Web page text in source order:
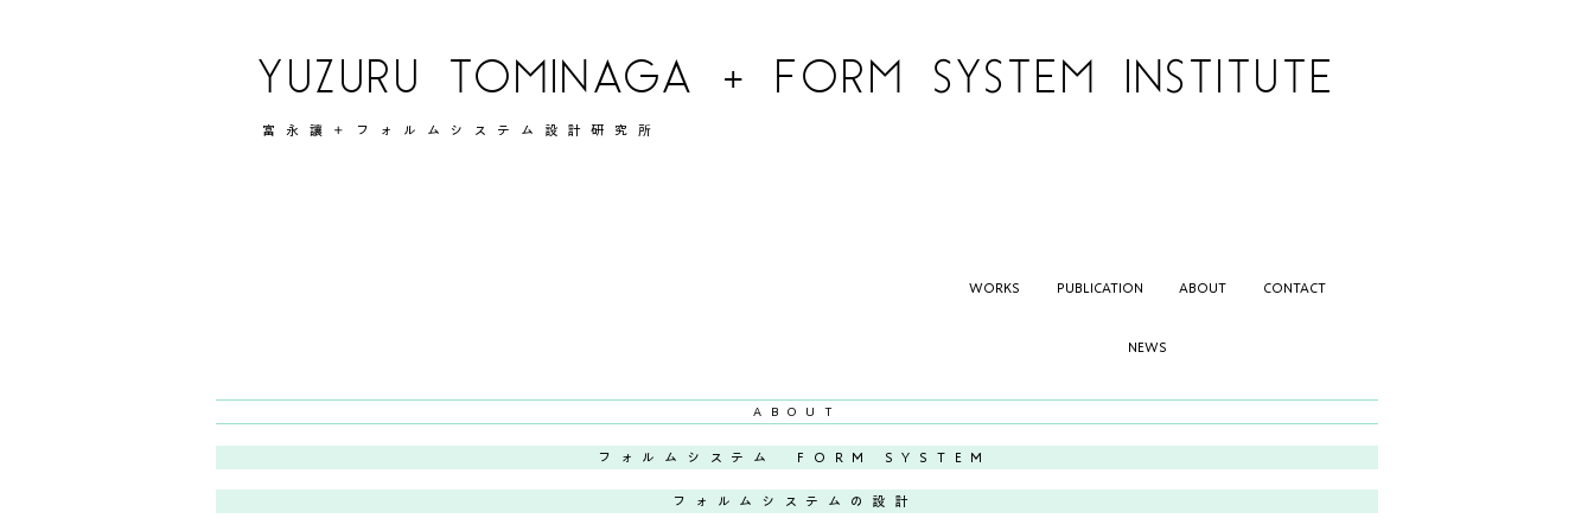
YUZURU TOMINAGA + FORM SYSTEM INSTITUTE
富永讓＋フォルムシステム設計研究所
WORKS PUBLICATION ABOUT CONTACT
NEWS
ABOUT
フォルムシステム FORM SYSTEM
フォルムシステムの設計